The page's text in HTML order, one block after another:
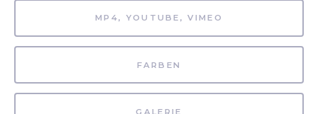
MP4, YOUTUBE, VIMEO
FARBEN
GALERIE